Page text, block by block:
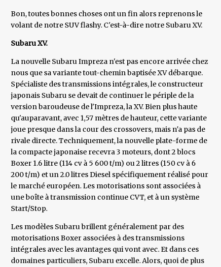
Bon, toutes bonnes choses ont un fin alors reprenons le
volant de notre SUV flashy. C'est-à-dire notre Subaru XV.
Subaru XV.
La nouvelle Subaru Impreza n'est pas encore arrivée chez
nous que sa variante tout-chemin baptisée XV débarque.
Spécialiste des transmissions intégrales, le constructeur
japonais Subaru se devait de continuer le périple de la
version baroudeuse de l'Impreza, la XV. Bien plus haute
qu'auparavant, avec 1,57 mètres de hauteur, cette variante
joue presque dans la cour des crossovers, mais n'a pas de
rivale directe. Techniquement, la nouvelle plate-forme de
la compacte japonaise recevra 3 moteurs, dont 2 blocs
Boxer 1.6 litre (114 cv à 5 600 t/m) ou 2 litres (150 cv à 6
200 t/m) et un 2.0 litres Diesel spécifiquement réalisé pour
le marché européen. Les motorisations sont associées à
une boîte à transmission continue CVT, et à un système
Start/Stop.
Les modèles Subaru brillent généralement par des
motorisations Boxer associées à des transmissions
intégrales avec les avantages qui vont avec. Et dans ces
domaines particuliers, Subaru excelle. Alors, quoi de plus